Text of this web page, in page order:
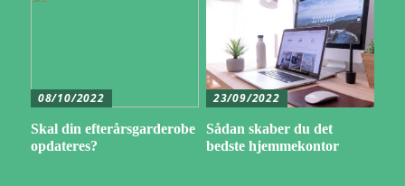
08/10/2022
Skal din efterårsgarderobe
opdateres?
23/09/2022
Sådan skaber du det
bedste hjemmekontor